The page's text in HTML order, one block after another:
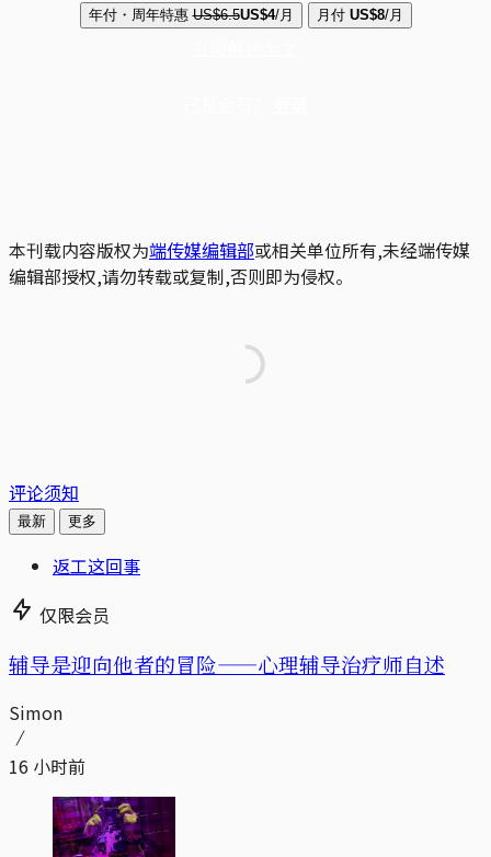
年付・周年特惠 US$6.5US$4/月 月付 US$8/月
本刊载内容版权为端传媒编辑部或相关单位所有,未经端传媒
编辑部授权,请勿转载或复制,否则即为侵权。
评论须知
最新 更多
返工这回事
仅限会员
辅导是迎向他者的冒险——心理辅导治疗师自述
Simon
16 小时前